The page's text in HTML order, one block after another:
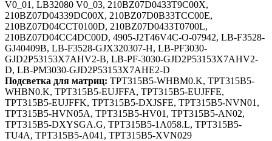
V0_01, LB32080 V0_03, 210BZ07D0433T9C00X,
210BZ07D04339DC00X, 210BZ07D0B33TCC00E,
210BZ07D04CCT0100D, 210BZ07D0433T0700L,
210BZ07D04CC4DC00D, 4905-J2T46V4C-O-07942, LB-F3528-
GJ40409B, LB-F3528-GJX320307-H, LB-PF3030-
GJD2P53153X7AHV2-B, LB-PF-3030-GJD2P53153X7AHV2-
D, LB-PM3030-GJD2P53153X7AHE2-D
Подсветка для матриц: TPT315B5-WHBM0.K, TPT315B5-
WHBN0.K, TPT315B5-EUJFFA, TPT315B5-EUJFFE,
TPT315B5-EUJFFK, TPT315B5-DXJSFE, TPT315B5-NVN01,
TPT315B5-HVN05A, TPT315B5-HV01, TPT315B5-AN02,
TPT315B5-DXYSGA.G, TPT315B5-1A058.L, TPT315B5-
TU4A, TPT315B5-A041, TPT315B5-XVN029